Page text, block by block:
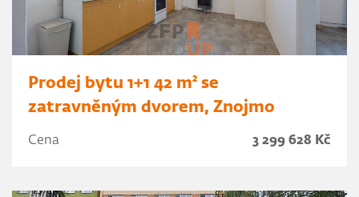
Prodej bytu 1+1 42 m² se
zatravněným dvorem, Znojmo
Cena 3 299 628 Kč